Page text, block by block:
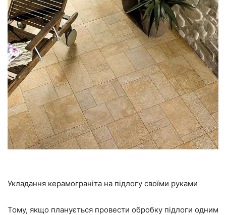
Укладання керамограніта на підлогу своїми руками
Тому, якщо планується провести обробку підлоги одним